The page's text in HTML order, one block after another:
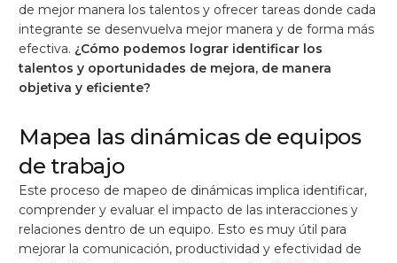
de mejor manera los talentos y ofrecer tareas donde cada
integrante se desenvuelva mejor manera y de forma más
efectiva. ¿Cómo podemos lograr identificar los
talentos y oportunidades de mejora, de manera
objetiva y eficiente?
Mapea las dinámicas de equipos
de trabajo
Este proceso de mapeo de dinámicas implica identificar,
comprender y evaluar el impacto de las interacciones y
relaciones dentro de un equipo. Esto es muy útil para
mejorar la comunicación, productividad y efectividad de